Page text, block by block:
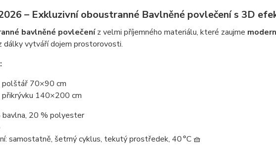
– Exkluzivní oboustranné Bavlněné povlečení s 3D
bavlněné povlečeníz velmi příjemného materiálu, které zaujme
dálky vytváří dojem prostorovosti.
polštář 70×90 cm
přikrývku 140×200 cm
20 % polyester
samostatně, šetrný cyklus, tekutý prostředek, 40 °C 🧺